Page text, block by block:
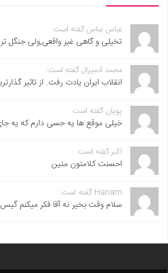
عباس عباس گفته است:
تخیلی و گاهی غیر واقعی,ولی جنگل
محمد آدمیرال گفته است:
انقلاب ایران یادت رفت. از تاثیر
پویان گفته است:
خیلی موقع ها یه حسی دارم که یه
اکبر گفته است:
احسنت ‌کلامتون متین
Hanam گفته است:
سلام وقت بخیر نه آقا فکر میکنم